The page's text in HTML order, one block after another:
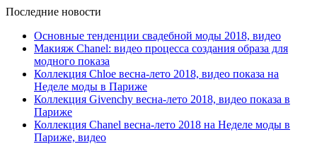
Последние новости
Основные тенденции свадебной моды 2018, видео
Макияж Chanel: видео процесса создания образа для
модного показа
Коллекция Chloe весна-лето 2018, видео показа на
Неделе моды в Париже
Коллекция Givenchy весна-лето 2018, видео показа в
Париже
Коллекция Chanel весна-лето 2018 на Неделе моды в
Париже, видео